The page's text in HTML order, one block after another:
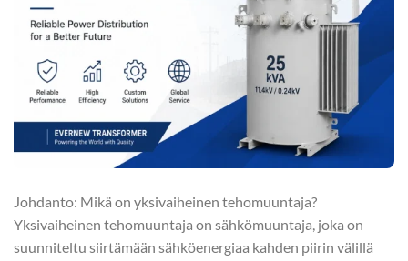
Johdanto: Mikä on yksivaiheinen tehomuuntaja?
Yksivaiheinen tehomuuntaja on sähkömuuntaja, joka on
suunniteltu siirtämään sähköenergiaa kahden piirin välillä